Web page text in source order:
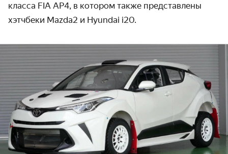
класса FIA AP4, в котором также представлены
хэтчбеки Mazda2 и Hyundai i20.